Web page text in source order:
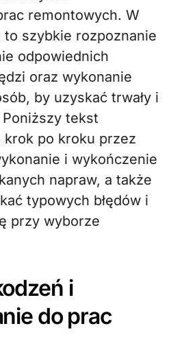
remontowych. W
to szybkie rozpoznanie
odpowiednich
oraz wykonanie
by uzyskać trwały i
tekst
po kroku przez
i wykończenie
napraw, a także
typowych błędów i
przy wyborze
i
do prac